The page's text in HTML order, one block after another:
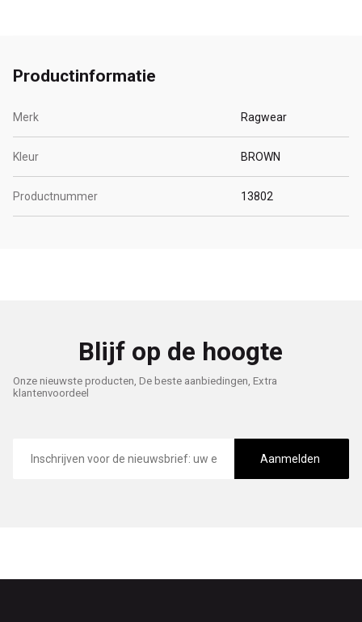
Productinformatie
Merk Ragwear
Kleur BROWN
Productnummer 13802
Blijf op de hoogte
Onze nieuwste producten, De beste aanbiedingen, Extra
klantenvoordeel
mailadres
Aanmelden